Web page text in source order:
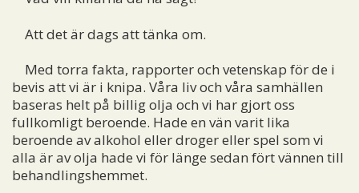
Att det är dags att tänka om.
Med torra fakta, rapporter och vetenskap för de i
bevis att vi är i knipa. Våra liv och våra samhällen
baseras helt på billig olja och vi har gjort oss
fullkomligt beroende. Hade en vän varit lika
beroende av alkohol eller droger eller spel som vi
alla är av olja hade vi för länge sedan fört vännen till
behandlingshemmet.